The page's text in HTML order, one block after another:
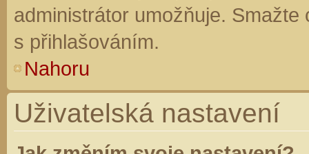
administrátor umožňuje.
s přihlašováním.
Nahoru
Uživatelská nastavení